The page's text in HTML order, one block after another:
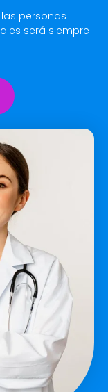
personas
será siempre